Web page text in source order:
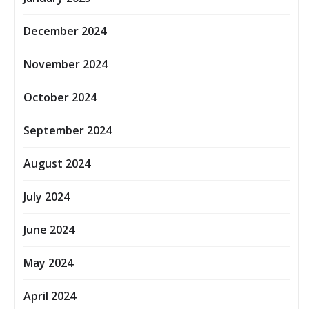
December 2024
November 2024
October 2024
September 2024
August 2024
July 2024
June 2024
May 2024
April 2024